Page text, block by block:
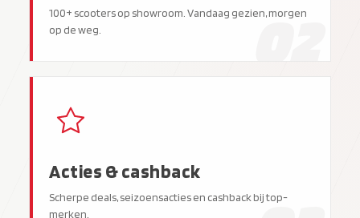
100+ scooters op showroom. Vandaag gezien, morgen
op de weg.
02
Acties & cashback
Scherpe deals, seizoensacties en cashback bij top-
merken.